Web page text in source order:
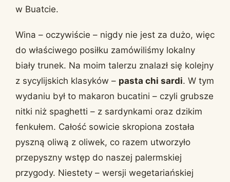
w Buatcie.
Wina – oczywiście – nigdy nie jest za dużo, więc
do właściwego posiłku zamówiliśmy lokalny
biały trunek. Na moim talerzu znalazł się kolejny
z sycylijskich klasyków – pasta chi sardi. W tym
wydaniu był to makaron bucatini – czyli grubsze
nitki niż spaghetti – z sardynkami oraz dzikim
fenkułem. Całość sowicie skropiona została
pyszną oliwą z oliwek, co razem utworzyło
przepyszny wstęp do naszej palermskiej
przygody. Niestety – wersji wegetariańskiej